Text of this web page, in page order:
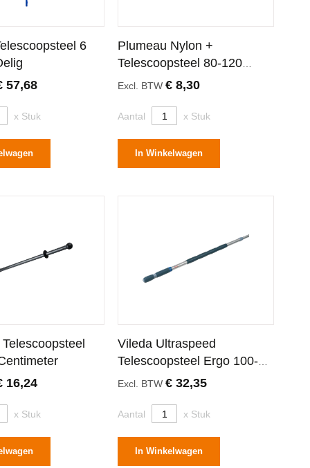
6
57,68
x Stuk
Plumeau Nylon +
Telescoopsteel 80-120
Centimeter
Excl. BTW€ 8,30
Aantal x Stuk
In Winkelwagen
16,24
x Stuk
Vileda Ultraspeed
Telescoopsteel Ergo 100-
180 Centimeter
Excl. BTW€ 32,35
Aantal x Stuk
In Winkelwagen